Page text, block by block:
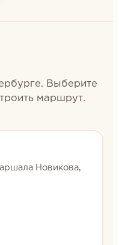
Выберите
маршрут.
Новикова,